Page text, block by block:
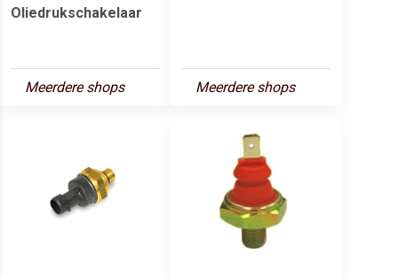
Oliedrukschakelaar
Meerdere shops Meerdere shops